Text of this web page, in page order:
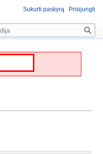
Sukurti paskyrą Prisijungti